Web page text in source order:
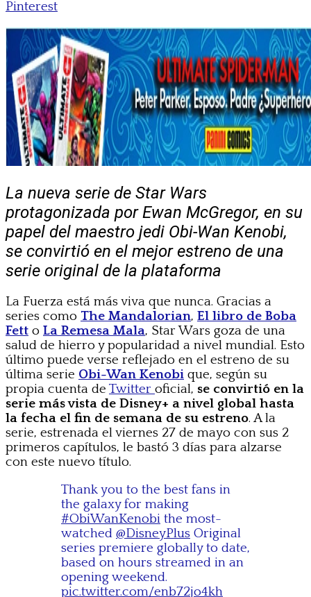
Pinterest
La nueva serie de Star Wars
protagonizada por Ewan McGregor, en su
papel del maestro jedi Obi-Wan Kenobi,
se convirtió en el mejor estreno de una
serie original de la plataforma
La Fuerza está más viva que nunca. Gracias a
series como The Mandalorian, El libro de Boba
Fett o La Remesa Mala, Star Wars goza de una
salud de hierro y popularidad a nivel mundial. Esto
último puede verse reflejado en el estreno de su
última serie Obi-Wan Kenobi que, según su
propia cuenta de Twitter oficial, se convirtió en la
serie más vista de Disney+ a nivel global hasta
la fecha el fin de semana de su estreno. A la
serie, estrenada el viernes 27 de mayo con sus 2
primeros capítulos, le bastó 3 días para alzarse
con este nuevo título.
Thank you to the best fans in
the galaxy for making
#ObiWanKenobi the most-
watched @DisneyPlus Original
series premiere globally to date,
based on hours streamed in an
opening weekend.
pic.twitter.com/enb72jo4kh